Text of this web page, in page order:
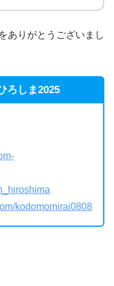
ありがとうございまし
ろしま2025
kodomomirai0808